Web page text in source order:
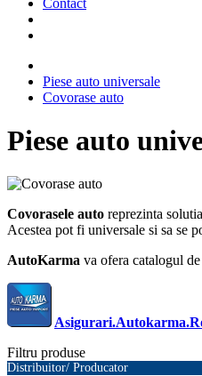
Piese auto universale
Covorase auto
Piese auto
Covorasele auto reprezinta
Acestea pot fi universale si sa se
AutoKarma va ofera catalogul de
Filtru produse
Distribuitor/ Producator